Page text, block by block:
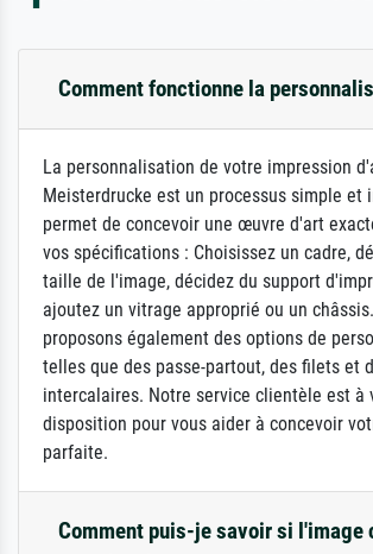
Comment fonctionne la
La personnalisation de votre impression
Meisterdrucke est un processus simple et
permet de concevoir une œuvre d'art
vos spécifications : Choisissez un cadre,
taille de l'image, décidez du support
ajoutez un vitrage approprié ou un
proposons également des options de
telles que des passe-partout, des filets et
intercalaires. Notre service clientèle est à
disposition pour vous aider à concevoir
parfaite.
Comment puis-je savoir si l'image